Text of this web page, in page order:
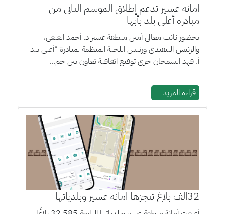
امانة عسير تدعم إطلاق الموسم الثاني من
مبادرة أغلى بلد بأبها
بحضور نائب معالي أمين منطقة عسير د. أحمد الفيفي،
والرئيس التنفيذي ورئيس اللجنة المنظمة لمبادرة “أغلى بلد
أ. فهد السمحان جرى توقيع اتفاقية تعاون بين جم...
قراءة المزيد
32الف بلاغ تنجزها امانة عسير وبلدياتها